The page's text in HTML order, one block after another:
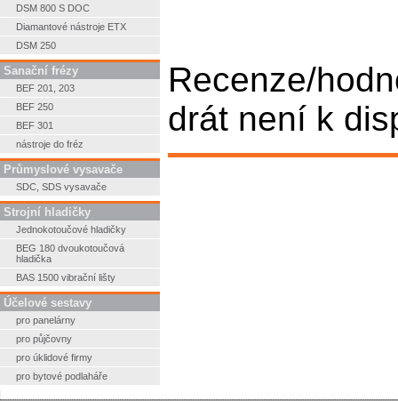
DSM 800 S DOC
Diamantové nástroje ETX
DSM 250
Sanační frézy
BEF 201, 203
BEF 250
BEF 301
nástroje do fréz
Průmyslové vysavače
SDC, SDS vysavače
Strojní hladičky
Jednokotoučové hladičky
BEG 180 dvoukotoučová
hladička
BAS 1500 vibrační lišty
Účelové sestavy
pro panelárny
pro půjčovny
pro úklidové firmy
pro bytové podlaháře
Recenze/
drát není k